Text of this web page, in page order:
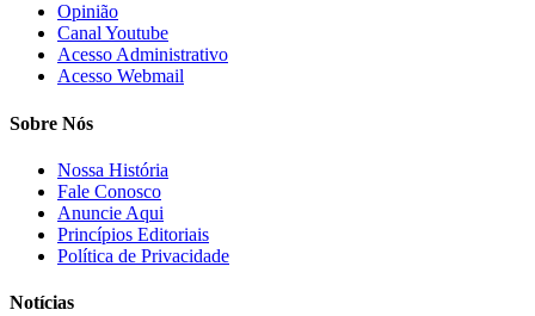
Opinião
Canal Youtube
Acesso Administrativo
Acesso Webmail
Sobre Nós
Nossa História
Fale Conosco
Anuncie Aqui
Princípios Editoriais
Política de Privacidade
Notícias